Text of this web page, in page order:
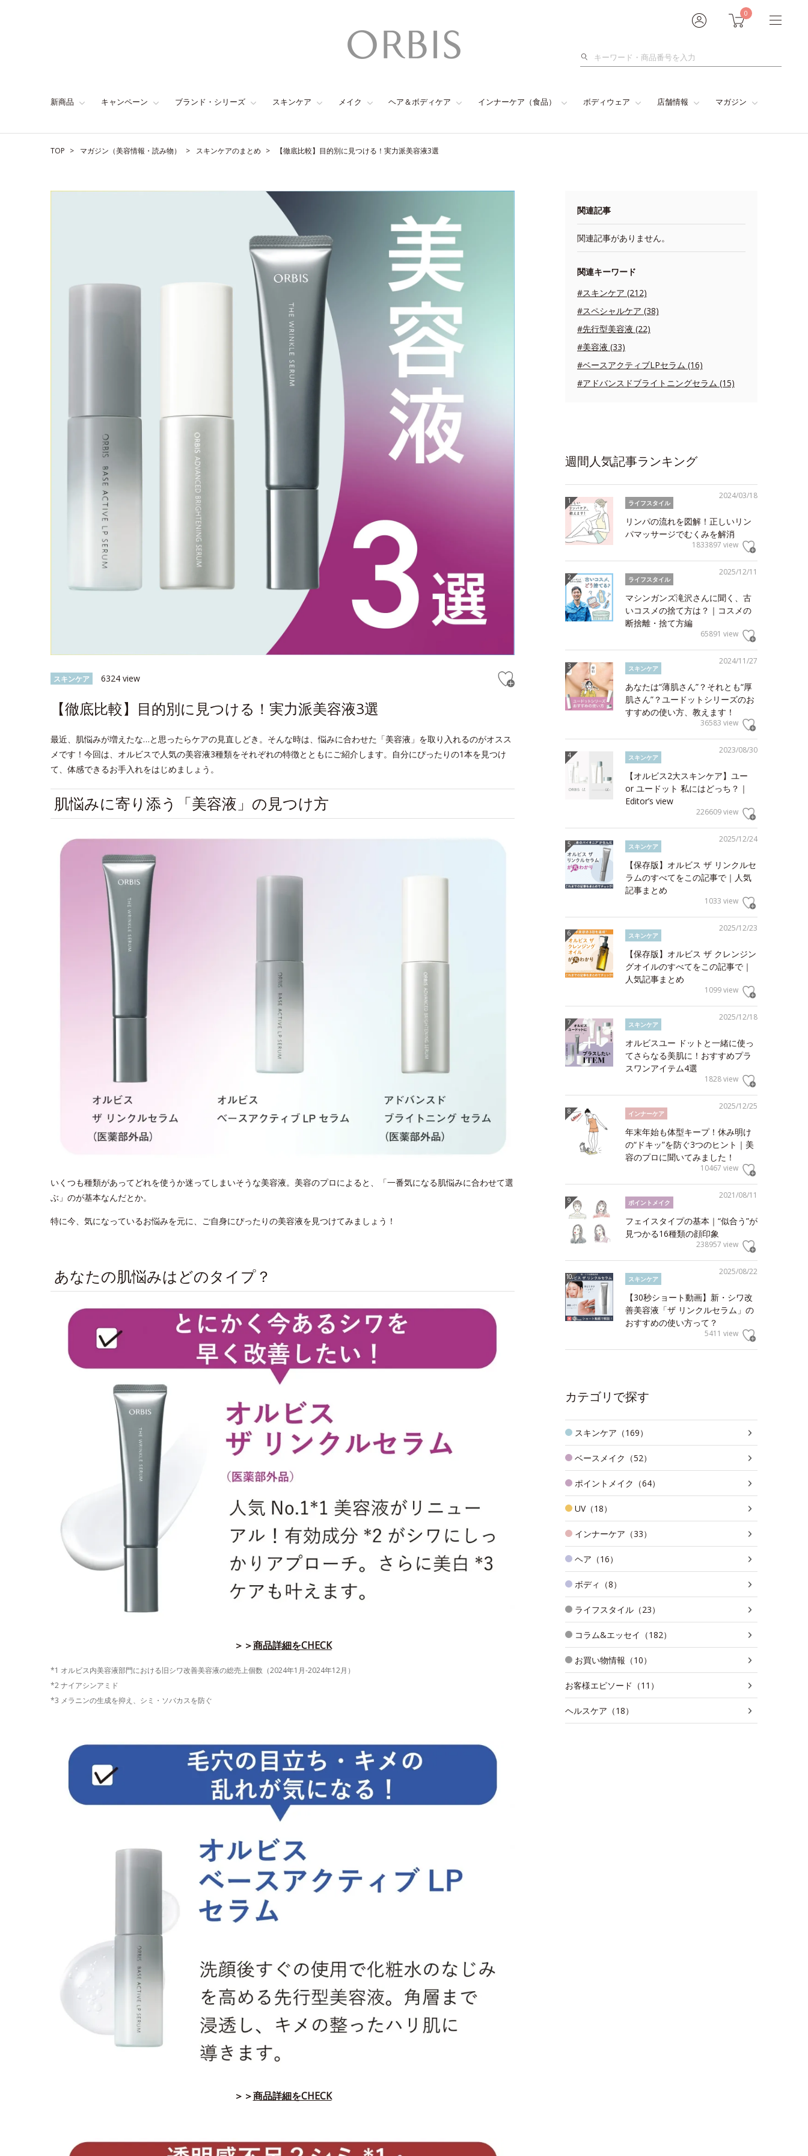
0
検
新商品 キャンペーン ブランド・シリーズ スキンケア メイク ヘア＆ボディケア インナーケア（食品） ボディウェア 店舗情報 マガジン
TOP マガジン（美容情報・読み物） スキンケアのまとめ 【徹底比較】目的別に見つける！実力派美容液3選
スキンケア 6324 view
【徹底比較】目的別に見つける！実力派美容液3選
最近、肌悩みが増えたな…と思ったらケアの見直しどき。そんな時は、悩みに合わせた「美容液」を取り入れるのがオスス
メです！今回は、オルビスで人気の美容液3種類をそれぞれの特徴とともにご紹介します。自分にぴったりの1本を見つけ
て、体感できるお手入れをはじめましょう。
肌悩みに寄り添う「美容液」の見つけ方
いくつも種類があってどれを使うか迷ってしまいそうな美容液。美容のプロによると、「一番気になる肌悩みに合わせて選
ぶ」のが基本なんだとか。
特に今、気になっているお悩みを元に、ご自身にぴったりの美容液を見つけてみましょう！
あなたの肌悩みはどのタイプ？
＞＞商品詳細をCHECK
*1 オルビス内美容液部門における旧シワ改善美容液の総売上個数（2024年1月-2024年12月）
*2 ナイアシンアミド
*3 メラニンの生成を抑え、シミ・ソバカスを防ぐ
＞＞商品詳細をCHECK
関連記事
関連記事がありません。
関連キーワード
#スキンケア (212)
#スペシャルケア (38)
#先行型美容液 (22)
#美容液 (33)
#ベースアクティブLPセラム (16)
#アドバンスドブライトニングセラム (15)
週間人気記事ランキング
2024/03/18
ライフスタイル
リンパの流れを図解！正しいリン
パマッサージでむくみを解消
1833897 view
2025/12/11
ライフスタイル
マシンガンズ滝沢さんに聞く、古
いコスメの捨て方は？｜コスメの
断捨離・捨て方編
65891 view
2024/11/27
スキンケア
あなたは“薄肌さん”？それとも“厚
肌さん”？ユードットシリーズのお
すすめの使い方、教えます！
36583 view
2023/08/30
スキンケア
【オルビス2大スキンケア】ユー
or ユードット 私にはどっち？｜
Editor’s view
226609 view
2025/12/24
スキンケア
【保存版】オルビス ザ リンクルセ
ラムのすべてをこの記事で｜人気
記事まとめ
1033 view
2025/12/23
スキンケア
【保存版】オルビス ザ クレンジン
グオイルのすべてをこの記事で｜
人気記事まとめ
1099 view
2025/12/18
スキンケア
オルビスユー ドットと一緒に使っ
てさらなる美肌に！おすすめプラ
スワンアイテム4選
1828 view
2025/12/25
インナーケア
年末年始も体型キープ！休み明け
の“ドキッ”を防ぐ3つのヒント｜美
容のプロに聞いてみました！
10467 view
2021/08/11
ポイントメイク
フェイスタイプの基本｜“似合う”が
見つかる16種類の顔印象
238957 view
2025/08/22
スキンケア
【30秒ショート動画】新・シワ改
善美容液「ザ リンクルセラム」の
おすすめの使い方って？
5411 view
カテゴリで探す
スキンケア（169）
ベースメイク（52）
ポイントメイク（64）
UV（18）
インナーケア（33）
ヘア（16）
ボディ（8）
ライフスタイル（23）
コラム&エッセイ（182）
お買い物情報（10）
お客様エピソード（11）
ヘルスケア（18）